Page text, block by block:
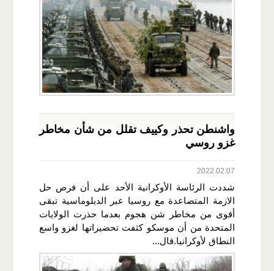
واشنطن تحذر وكييف تقلل من شأن مخاطر
غزو روسي
2022.02.07
شددت الرئاسة الأوكرانية الأحد على أن فرص حل
الازمة المتصاعدة مع روسيا عبر الدبلوماسية تبقى
أقوى من مخاطر شن هجوم بعدما حذرت الولايات
المتحدة من أن موسكو كثفت تحضيراتها لغزو واسع
النطاق لأوكرانيا.قال...